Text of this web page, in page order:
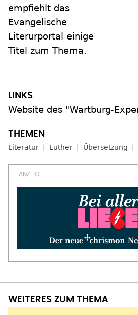
empfiehlt das
Evangelische
Literurportal einige
Titel zum Thema.
Website des "Wartburg-
Literatur Luther Übersetzung
WEITERES ZUM THEMA